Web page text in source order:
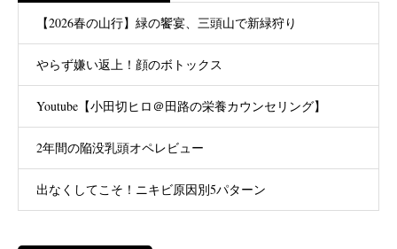
【2026春の山行】緑の饗宴、三頭山で新緑狩り
やらず嫌い返上！顔のボトックス
Youtube【小田切ヒロ＠田路の栄養カウンセリング】
2年間の陥没乳頭オペレビュー
出なくしてこそ！ニキビ原因別5パターン